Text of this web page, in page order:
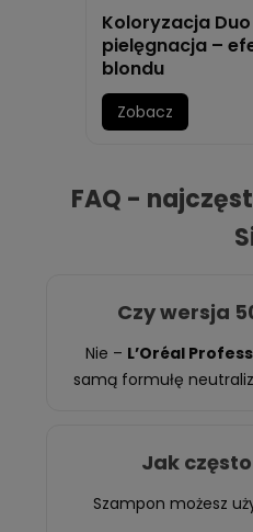
Koloryzacja
pielęgnacja –
blondu
Zobacz
FAQ -
Czy wersja
Nie – L’Oréal
samą formułę
Jak
Szampon możesz